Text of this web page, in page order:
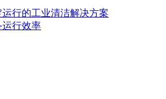
行的工业清洁解决方案
运行效率